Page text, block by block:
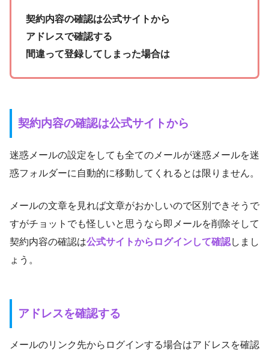
契約内容の確認は公式サイトから
アドレスで確認する
間違って登録してしまった場合は
契約内容の確認は公式サイトから
迷惑メールの設定をしても全てのメールが迷惑メールを迷
惑フォルダーに自動的に移動してくれるとは限りません。
メールの文章を見れば文章がおかしいので区別できそうで
すがチョットでも怪しいと思うなら即メールを削除そして
契約内容の確認は公式サイトからログインして確認しまし
ょう。
アドレスを確認する
メールのリンク先からログインする場合はアドレスを確認